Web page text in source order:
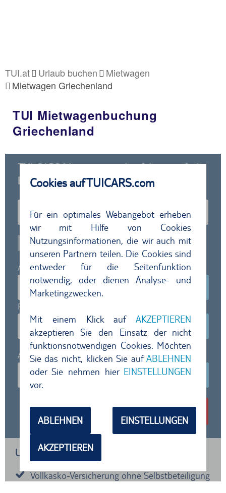
TUI.at Urlaub buchen
Mietwagen
Mietwagen Griechenland
TUI Mietwagenbuchung
Griechenland